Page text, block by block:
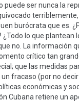
puede ser nunca la
burócrata que es.
¿Todo lo que plantean
no. La información
crítico tan
que las medidas
fracaso (por no
económicas y
Cubana retiene un